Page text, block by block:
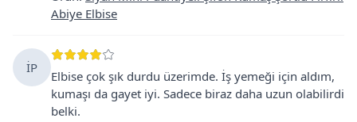
Abiye Elbise
İP
Elbise çok şık durdu üzerimde. İş yemeği için aldım,
kumaşı da gayet iyi. Sadece biraz daha uzun olabilirdi
belki.